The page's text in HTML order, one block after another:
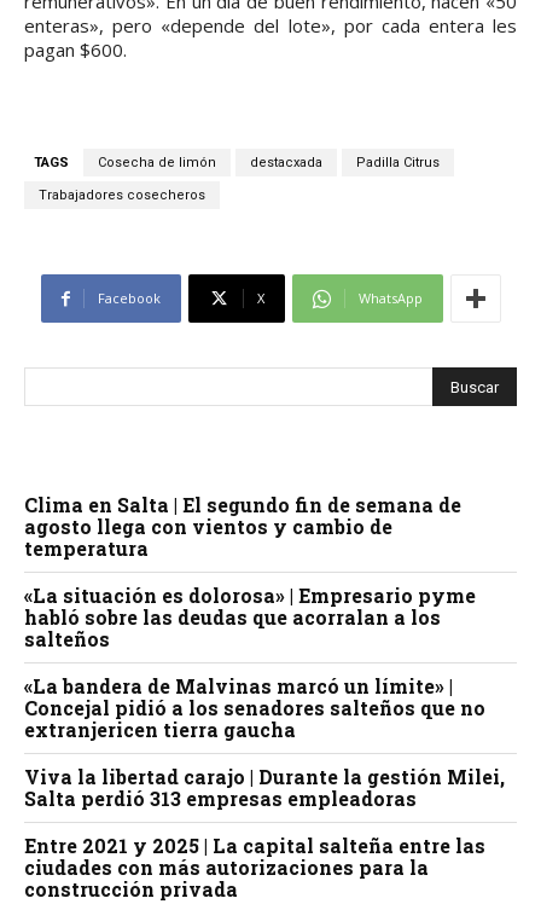
enteras», pero «depende del lote», por cada entera les
pagan $600.
TAGS Cosecha de limón destacxada Padilla Citrus
Trabajadores cosecheros
Facebook X WhatsApp
Clima en Salta | El segundo fin de semana de
agosto llega con vientos y cambio de
temperatura
«La situación es dolorosa» | Empresario pyme
habló sobre las deudas que acorralan a los
salteños
«La bandera de Malvinas marcó un límite» |
Concejal pidió a los senadores salteños que no
extranjericen tierra gaucha
Viva la libertad carajo | Durante la gestión Milei,
Salta perdió 313 empresas empleadoras
Entre 2021 y 2025 | La capital salteña entre las
ciudades con más autorizaciones para la
construcción privada